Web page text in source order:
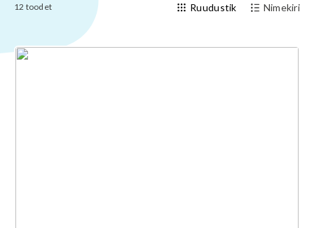
12 toodet Ruudustik Nimekiri